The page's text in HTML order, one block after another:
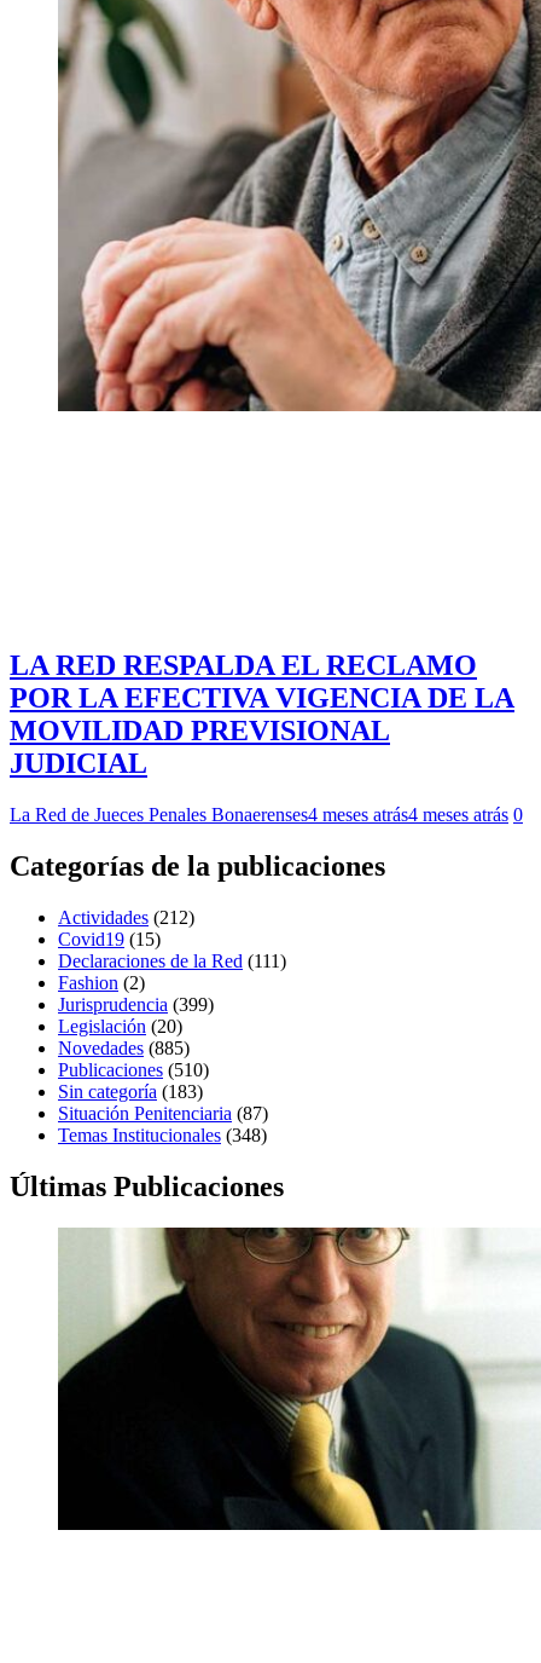
LA RED RESPALDA EL RECLAMO
POR LA EFECTIVA VIGENCIA DE LA
MOVILIDAD PREVISIONAL
JUDICIAL
La Red de Jueces Penales Bonaerenses4 meses atrás4 meses atrás 0
Categorías de la publicaciones
Actividades (212)
Covid19 (15)
Declaraciones de la Red (111)
Fashion (2)
Jurisprudencia (399)
Legislación (20)
Novedades (885)
Publicaciones (510)
Sin categoría (183)
Situación Penitenciaria (87)
Temas Institucionales (348)
Últimas Publicaciones